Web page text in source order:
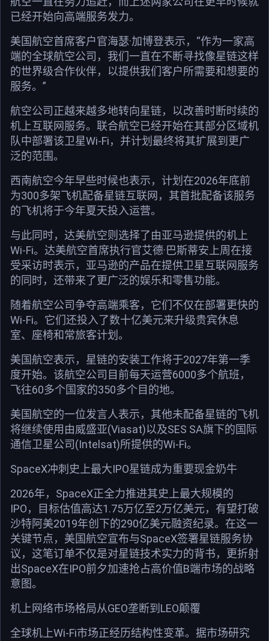
已经开始向高端服务发力。
美国航空首席客户官海瑟·加博登表示，“作为一家高
端的全球航空公司，我们一直在不断寻找像星链这样
的世界级合作伙伴，以提供我们客户所需要和想要的
服务。”
航空公司正越来越多地转向星链，以改善时断时续的
机上互联网服务。联合航空已经开始在其部分区域机
队中部署该卫星Wi-Fi，并计划最终将其扩展到更广
泛的范围。
西南航空今年早些时候也表示，计划在2026年底前
为300多架飞机配备星链互联网，其首批配备该服务
的飞机将于今年夏天投入运营。
与此同时，达美航空则选择了由亚马逊提供的机上
Wi-Fi。达美航空首席执行官艾德·巴斯蒂安上周在接
受采访时表示，亚马逊的产品在提供卫星互联网服务
的同时，还带来了更广泛的娱乐和零售功能。
随着航空公司争夺高端乘客，它们不仅在部署更快的
Wi-Fi。它们还投入了数十亿美元来升级贵宾休息
室、座椅和常旅客计划。
美国航空表示，星链的安装工作将于2027年第一季
度开始。该航空公司目前每天运营6000多个航班，
飞往60多个国家的350多个目的地。
美国航空的一位发言人表示，其他未配备星链的飞机
将继续使用由威盛亚(Viasat)以及SES SA旗下的国际
通信卫星公司(Intelsat)所提供的Wi-Fi。
SpaceX冲刺史上最大IPO星链成为重要现金奶牛
2026年，SpaceX正全力推进其史上最大规模的
IPO，目标估值高达1.75万亿至2万亿美元，有望打破
沙特阿美2019年创下的290亿美元融资纪录。在这一
关键节点，美国航空宣布与SpaceX签署星链服务协
议，这笔订单不仅是对星链技术实力的背书，更折射
出SpaceX在IPO前夕加速抢占高价值B端市场的战略
意图。
机上网络市场格局从GEO垄断到LEO颠覆
全球机上Wi-Fi市场正经历结构性变革。据市场研究